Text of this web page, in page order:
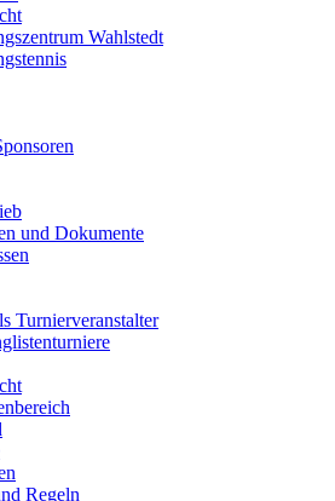
Wahlstedt
und Dokumente
Turnierveranstalter
Regeln